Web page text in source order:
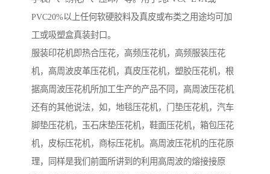
PVC20%以上任何软硬胶料及真皮或布类之用途均可加
工或吸塑盒真装封口。
服装印花机即热合压花，高频压花机，高频服装压花
机，高周波皮革压花机，真皮压花机，塑胶压花机，根
据高周波压花机所加工生产的产品不同，高周波压花机
还有的其他说法，如，地毯压花机，门垫压花机，汽车
脚垫压花机，玉石床垫压花机，鞋面压花机，箱包压花
机，皮标压花机，商标压花机。高周波压花机的压花原
理，同样是我们前面所讲到的利用高周波的熔接接原